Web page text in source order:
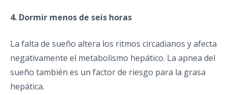
4. Dormir menos de seis horas
La falta de sueño altera los ritmos circadianos y afecta
negativamente el metabolismo hepático. La apnea del
sueño también es un factor de riesgo para la grasa
hepática.